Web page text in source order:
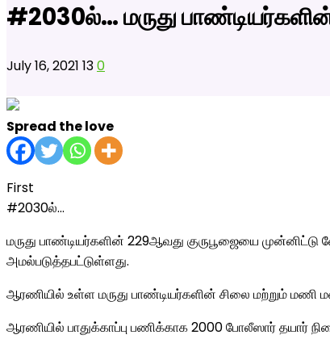
#2030ல்… மருது
July 16, 2021 130
Spread the love
First
#2030ல்…
மருது பாண்டியர்களின் 229ஆவது குருபூஜையை
அமல்படுத்தபட்டுள்ளது.
ஆரணியில் உள்ள மருது பாண்டியர்களின் சிலை மற்றும் மணி
ஆரணியில் பாதுக்காப்பு பணிக்காக 2000 போலீஸார் தயார்